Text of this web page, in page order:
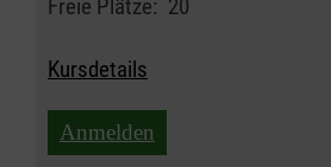
Freie Plätze: 20
Kursdetails
Anmelden